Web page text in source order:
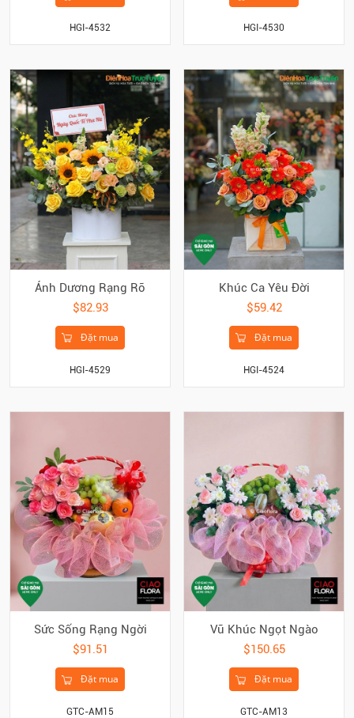
HGI-4532 HGI-4530
Ánh Dương Rạng Rỡ
$82.93
Đặt mua
HGI-4529
Khúc Ca Yêu Đời
$59.42
Đặt mua
HGI-4524
Sức Sống Rạng Ngời
$91.51
Đặt mua
GTC-AM15
Vũ Khúc Ngọt Ngào
$150.65
Đặt mua
GTC-AM13